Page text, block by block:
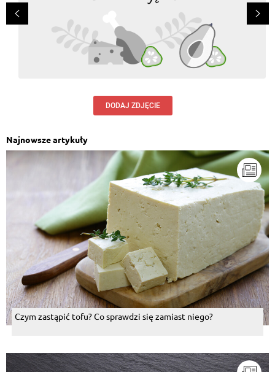
DODAJ ZDJĘCIE
Najnowsze artykuły
Czym zastąpić tofu? Co sprawdzi się zamiast niego?